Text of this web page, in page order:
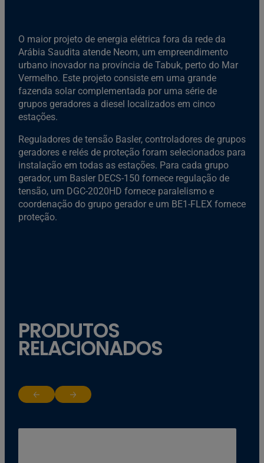
O maior projeto de energia elétrica fora da rede da
Arábia Saudita atende Neom, um empreendimento
urbano inovador na província de Tabuk, perto do Mar
Vermelho. Este projeto consiste em uma grande
fazenda solar complementada por uma série de
grupos geradores a diesel localizados em cinco
estações.
Reguladores de tensão Basler, controladores de grupos
geradores e relés de proteção foram selecionados para
instalação em todas as estações. Para cada grupo
gerador, um Basler DECS-150 fornece regulação de
tensão, um DGC-2020HD fornece paralelismo e
coordenação do grupo gerador e um BE1-FLEX fornece
proteção.
PRODUTOS
RELACIONADOS
Return to previous slide
Jump to next slide